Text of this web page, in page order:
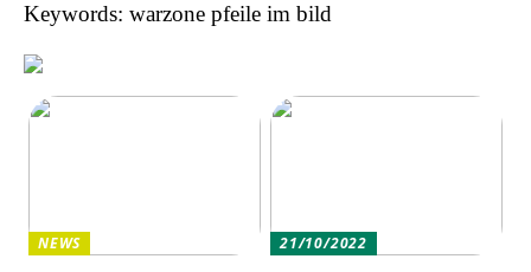
Keywords: warzone pfeile im bild
NEWS 21/10/2022